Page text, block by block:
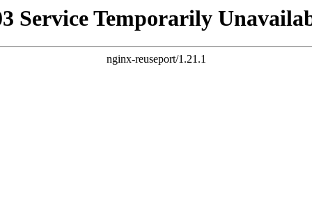
Service Temporarily
nginx-reuseport/1.21.1